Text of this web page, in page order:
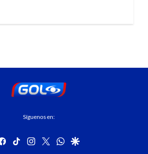
Síguenos en:
facebook
tiktok instagram
twitterwhatsapp
google